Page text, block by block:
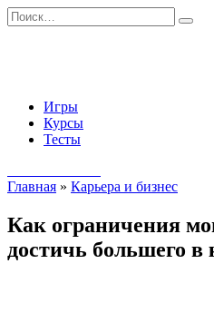
Перейти
к
Search
for:
Игры
Курсы
Тесты
Главная » Карьера и бизнес
Как ограничения
достичь большего в